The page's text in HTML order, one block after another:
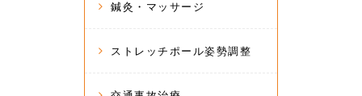
鍼灸・マッサージ
ストレッチポール姿勢調整